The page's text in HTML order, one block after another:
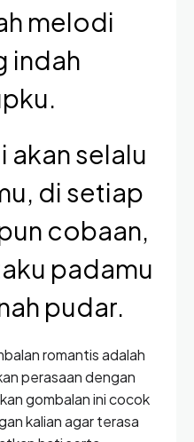
melodi
indah
akan selalu
di setiap
cobaan,
padamu
pudar.
romantis adalah
perasaan dengan
gombalan ini cocok
kalian agar terasa